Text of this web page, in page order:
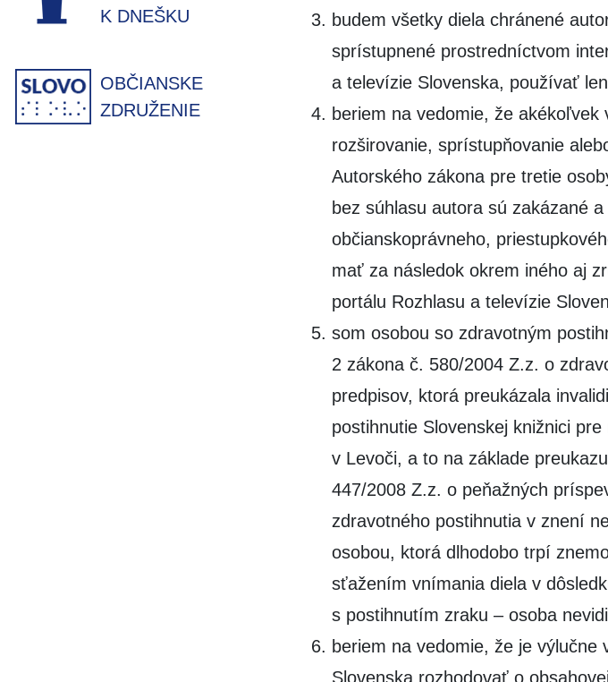
K DNEŠKU
OBČIANSKE
ZDRUŽENIE
budem všetky diela chránené
sprístupnené prostredníctvom
a televízie Slovenska, používať
beriem na vedomie, že akékoľvek
rozširovanie, sprístupňovanie
Autorského zákona pre tretie
bez súhlasu autora sú zakázané
občianskoprávneho,
mať za následok okrem iného aj
portálu Rozhlasu a televízie
som osobou so zdravotným
2 zákona č. 580/2004 Z.z. o
predpisov, ktorá preukázala
postihnutie Slovenskej knižnici
v Levoči, a to na základe
447/2008 Z.z. o peňažných
zdravotného postihnutia v znení
osobou, ktorá dlhodobo trpí
sťažením vnímania diela v
s postihnutím zraku – osoba
beriem na vedomie, že je
Slovenska rozhodovať o